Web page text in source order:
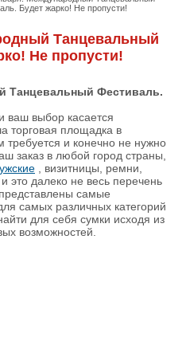
Будет жарко! Не пропусти!
Танцевальный
Не пропусти!
Танцевальный Фестиваль.
ваш выбор касается
торговая площадка в
требуется и конечно не нужно
заказ в любой город страны,
, визитницы, ремни,
это далеко не весь перечень
самые
самых различных категорий
для себя сумки исходя из
возможностей.